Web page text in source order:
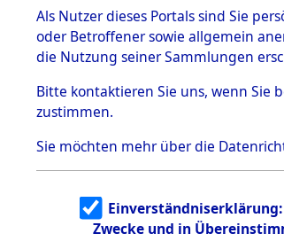
Inhaftierungsdoku
mente
1.2.9 Beim ITS
verwahrte
1.2.9.1
Effekten aus
Dachau
e
1.2.9.2
Effekten aus
Als Nutzer dieses Portals sind Sie
oder Betroffener sowie allgemein
die Nutzung seiner Sammlungen
Bitte kontaktieren Sie uns, wenn Sie
zustimmen.
Sie möchten mehr über die
Zwecke und in